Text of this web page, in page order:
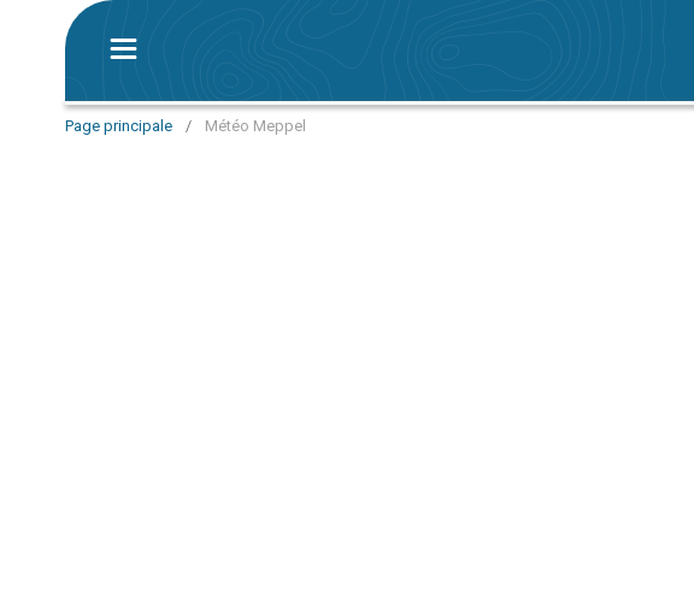
Page principale / Météo Meppel